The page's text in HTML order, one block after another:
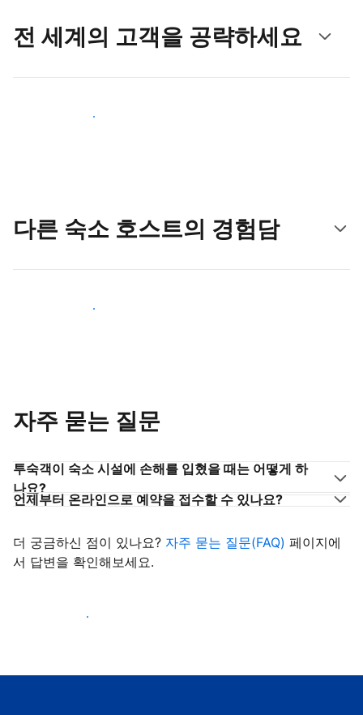
전 세계의 고객을 공략하세요
새로운 고객층 공략하기
다른 숙소 호스트의 경험담
숙소 호스트로 동참하기
자주 묻는 질문
투숙객이 숙소 시설에 손해를 입혔을 때는 어떻게 하
나요?
언제부터 온라인으로 예약을 접수할 수 있나요?
더 궁금하신 점이 있나요? 자주 묻는 질문(FAQ) 페이지에
서 답변을 확인해보세요.
숙소로 고객 유치하기